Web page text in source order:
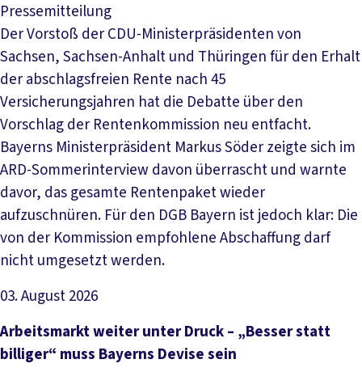
Pressemitteilung
Der Vorstoß der CDU-Ministerpräsidenten von
Sachsen, Sachsen-Anhalt und Thüringen für den Erhalt
der abschlagsfreien Rente nach 45
Versicherungsjahren hat die Debatte über den
Vorschlag der Rentenkommission neu entfacht.
Bayerns Ministerpräsident Markus Söder zeigte sich im
ARD-Sommerinterview davon überrascht und warnte
davor, das gesamte Rentenpaket wieder
aufzuschnüren. Für den DGB Bayern ist jedoch klar: Die
von der Kommission empfohlene Abschaffung darf
nicht umgesetzt werden.
03. August 2026
Artikel lesen
Arbeitsmarkt weiter unter Druck – „Besser statt
billiger“ muss Bayerns Devise sein